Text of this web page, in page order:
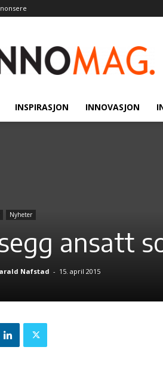
INSPIRASJON INNOVASJON
Nyheter
ansatt
Nafstad - 15. april 2015